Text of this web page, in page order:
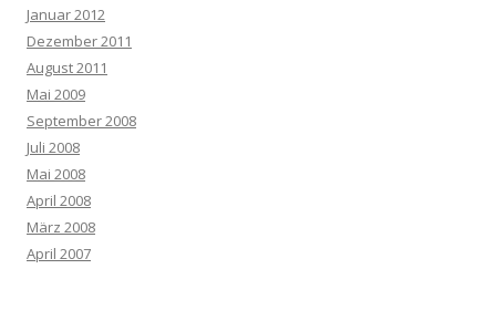
Januar 2012
Dezember 2011
August 2011
Mai 2009
September 2008
Juli 2008
Mai 2008
April 2008
März 2008
April 2007